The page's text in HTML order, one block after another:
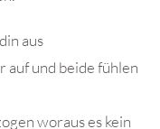
aus
auf und beide fühlen
woraus es kein